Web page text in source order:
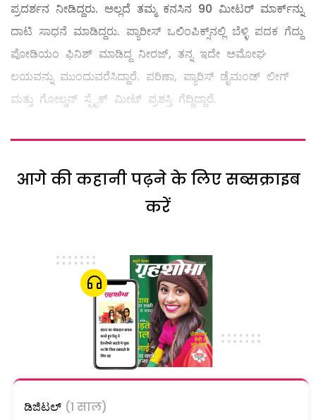
ಪ್ರದರ್ಶನ ನೀಡಿದ್ದರು. ಅಲ್ಲದೆ ತಮ್ಮ ಕನಸಿನ 90 ಮೀಟರ್‌ ಮಾರ್ಕ್‌ನ್ನು
ದಾಟಿ ಸಾಧನೆ ಮಾಡಿದ್ದರು. ಪ್ಯಾರೀಸ್‌ ಒಲಿಂಪಿಕ್ಸ್‌ನಲ್ಲಿ ಬೆಳ್ಳಿ ಪದಕ ಗೆದ್ದು
ಪೋಡಿಯಂ ಫಿನಿಶ್ ಮಾಡಿದ್ದ ನೀರಜ್‌, ತನ್ನ ಇದೇ ಅಮೋಘ
ಲಯವನ್ನು ಮುಂದುವರೆಸಿದ್ದಾರೆ. ಪರಿಣಾ, ಪ್ಯಾರಿಸ್ ಡೈಮಂಡ್ ಲೀಗ್
ಮತ್ತು ಗೋಲ್ಡನ್ ಸ್ಪೈಕ್ ಮೀಟ್ ಪ್ರಶಸ್ತಿ ಗೆದ್ದಿದ್ದಾರೆ.
आगे की कहानी पढ़ने के लिए सब्सक्राइब
करें
ಡಿಜಿಟಲ್ (1 साल)